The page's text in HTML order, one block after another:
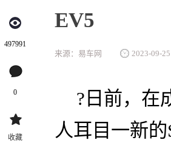
497991
0
收藏
EV5
来源：易车网 2023-09-
?日前，在
人耳目一新